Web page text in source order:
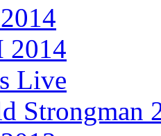
2014
Live
Strongman